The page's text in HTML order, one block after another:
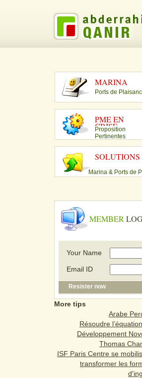
MARINA
Ports de
PME EN
CRISE
Proposition
Pertinentes
SOLUTIONS
Marina & Ports de
MEMBER
Your Name
Email ID
Resister now
More tips
Arabe
Résoudre
Développement
Thomas
ISF Paris Centre se
transformer les